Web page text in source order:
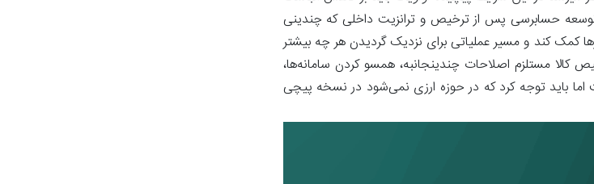
توسعه حسابرسی پس از ترخیص و ترانزیت داخلی که چندینی
کمک کند و مسیر عملیاتی برای نزدیک گردیدن هر چه بیشتر
مستلزم اصلاحات چندینجانبه، همسو کردن سامانه‌ها،
باید توجه کرد که در حوزه ارزی نمی‌شود در نسخه پیچی